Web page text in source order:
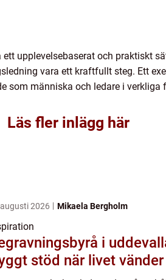
upplevelsebaserat och praktiskt
vara ett kraftfullt steg. Ett
som människa och ledare i verkliga
Läs fler inlägg här
2026 Mikaela Bergholm
i
stöd när livet vänder